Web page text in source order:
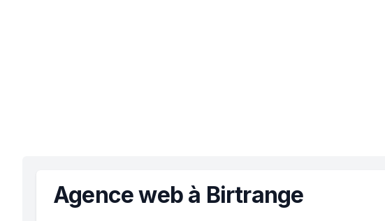
Agence web à Birtrange